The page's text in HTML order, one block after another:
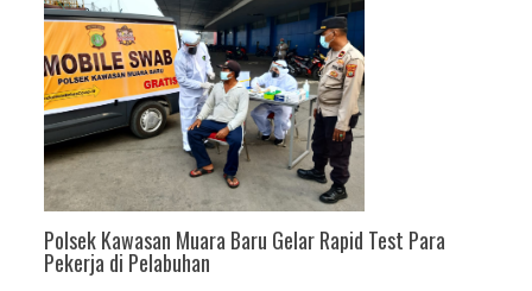
Polsek Kawasan Muara Baru Gelar Rapid Test Para
Pekerja di Pelabuhan